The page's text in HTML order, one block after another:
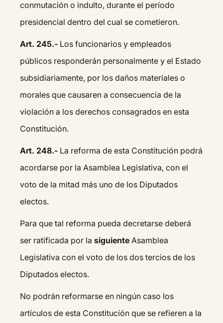
conmutación o indulto, durante el período
presidencial dentro del cual se cometieron.
Art. 245.- Los funcionarios y empleados
públicos responderán personalmente y el Estado
subsidiariamente, por los daños materiales o
morales que causaren a consecuencia de la
violación a los derechos consagrados en esta
Constitución.
Art. 248.- La reforma de esta Constitución podrá
acordarse por la Asamblea Legislativa, con el
voto de la mitad más uno de los Diputados
electos.
Para que tal reforma pueda decretarse deberá
ser ratificada por la siguiente Asamblea
Legislativa con el voto de los dos tercios de los
Diputados electos.
No podrán reformarse en ningún caso los
artículos de esta Constitución que se refieren a la